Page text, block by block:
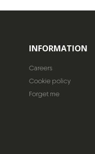
INFORMATION
Careers
Cookie policy
Forget me